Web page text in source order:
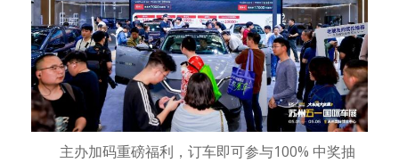
主办加码重磅福利，订车即可参与100% 中奖抽